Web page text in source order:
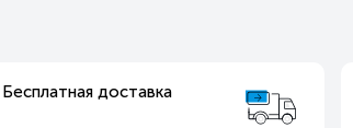
Бесплатная доставка